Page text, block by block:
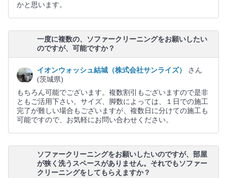
かと思います。
一度に複数の、ソファークリーニングをお願いしたい
のですが、可能ですか？
イオンウォッシュ結城（株式会社サンライズ）
さん
(茨城県)
もちろん可能でございます。複数割引もございますので是非
ともご活用下さい。サイズ、脚数によっては、１日での施工
完了が難しい場合もございますが、複数日に分けての施工も
可能ですので、お気軽にお問い合わせください。
ソファークリーニングをお願いしたいのですが、部屋
が狭く洗うスペースがありません。それでもソファー
クリーニングをしてもらえますか？